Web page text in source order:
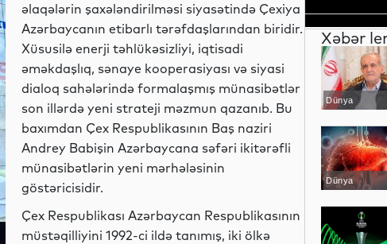
əlaqələrin şaxələndirilməsi siyasətində Çexiya
Azərbaycanın etibarlı tərəfdaşlarından biridir.
Xüsusilə enerji təhlükəsizliyi, iqtisadi
əməkdaşlıq, sənaye kooperasiyası və siyasi
dialoq sahələrində formalaşmış münasibətlər
son illərdə yeni strateji məzmun qazanıb. Bu
baxımdan Çex Respublikasının Baş naziri
Andrey Babişin Azərbaycana səfəri ikitərəfli
münasibətlərin yeni mərhələsinin
göstəricisidir.
Çex Respublikası Azərbaycan Respublikasının
müstəqilliyini 1992-ci ildə tanımış, iki ölkə
Xəbər
Dünya
Dünya